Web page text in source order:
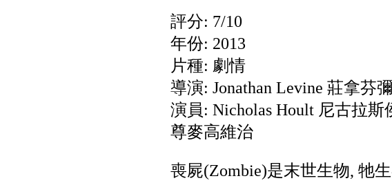
評分: 7/10
年份: 2013
片種: 劇情
導演: Jonathan Levine 莊拿芬
演員: Nicholas Hoult 尼古拉斯
尊麥高維治
喪屍(Zombie)是末世生物, 牠